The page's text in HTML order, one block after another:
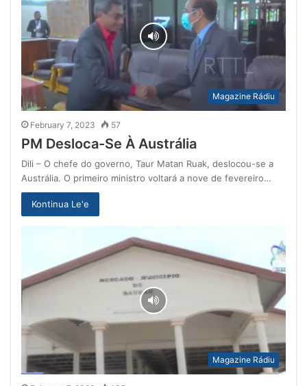
Magazine Rádiu
February 7, 2023 57
PM Desloca-Se À Austrália
Dili – O chefe do governo, Taur Matan Ruak, deslocou-se a
Austrália. O primeiro ministro voltará a nove de fevereiro…
Kontinua Le'e
Magazine Rádiu